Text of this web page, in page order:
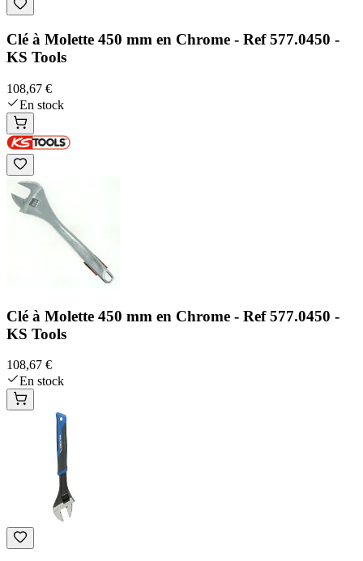
Clé à Molette 450 mm en Chrome - Ref 577.0450 -
KS Tools
108,67 €
En stock
Clé à Molette 450 mm en Chrome - Ref 577.0450 -
KS Tools
108,67 €
En stock